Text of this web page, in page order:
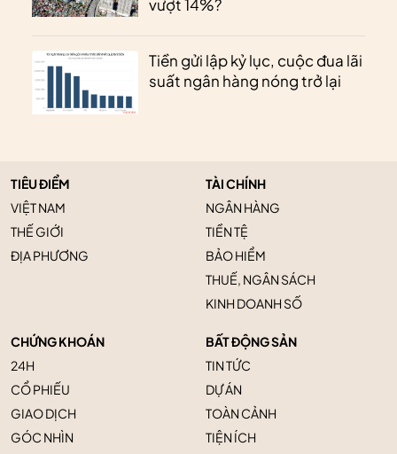
vượt 14%?
Tiền gửi lập kỷ lục, cuộc đua lãi
suất ngân hàng nóng trở lại
TIÊU ĐIỂM
VIỆT NAM
THẾ GIỚI
ĐỊA PHƯƠNG
TÀI CHÍNH
NGÂN HÀNG
TIỀN TỆ
BẢO HIỂM
THUẾ, NGÂN SÁCH
KINH DOANH SỐ
CHỨNG KHOÁN
24H
CỔ PHIẾU
GIAO DỊCH
GÓC NHÌN
BẤT ĐỘNG SẢN
TIN TỨC
DỰ ÁN
TOÀN CẢNH
TIỆN ÍCH